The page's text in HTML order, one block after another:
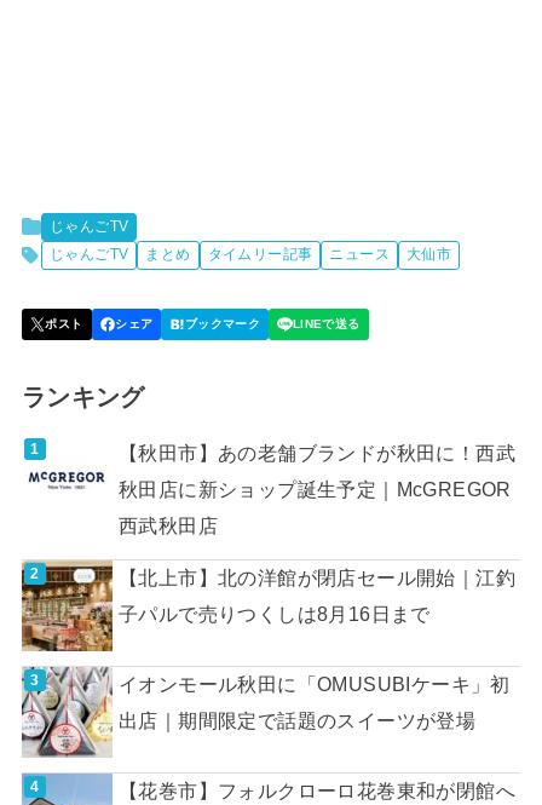
じゃんごTV
じゃんごTV
まとめ タイムリー記事 ニュース 大仙市
ランキング
【秋田市】あの老舗ブランドが秋田に！西武
秋田店に新ショップ誕生予定｜McGREGOR
西武秋田店
【北上市】北の洋館が閉店セール開始｜江釣
子パルで売りつくしは8月16日まで
イオンモール秋田に「OMUSUBIケーキ」初
出店｜期間限定で話題のスイーツが登場
【花巻市】フォルクローロ花巻東和が閉館へ